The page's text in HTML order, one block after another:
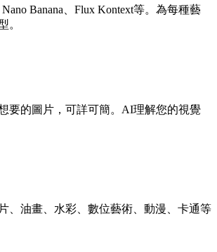
Nano Banana、Flux Kontext等。為每種藝
。
要的圖片，可詳可簡。AI理解您的視覺
、油畫、水彩、數位藝術、動漫、卡通等